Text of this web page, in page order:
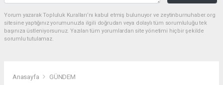
Yorum yazarak Topluluk Kuralları’nı kabul etmiş bulunuyor ve zeytinburnuhaber.org
sitesine yaptığınız yorumunuzla ilgili doğrudan veya dolaylı tüm sorumluluğu tek
başınıza üstleniyorsunuz. Yazılan tüm yorumlardan site yönetimi hiçbir şekilde
sorumlu tutulamaz.
Anasayfa GÜNDEM